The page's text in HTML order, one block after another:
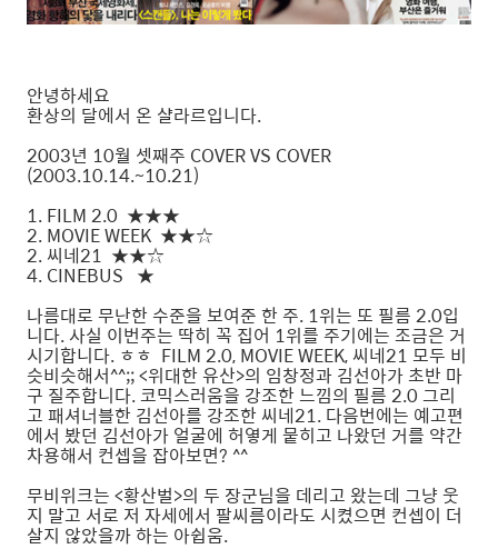
안녕하세요
환상의 달에서 온 샬라르입니다.
2003년 10월 셋째주 COVER VS COVER
(2003.10.14.~10.21)
1. FILM 2.0 ★★★
2. MOVIE WEEK ★★☆
2. 씨네21 ★★☆
4. CINEBUS ★
나름대로 무난한 수준을 보여준 한 주. 1위는 또 필름 2.0입
니다. 사실 이번주는 딱히 꼭 집어 1위를 주기에는 조금은 거
시기합니다. ㅎㅎ FILM 2.0, MOVIE WEEK, 씨네21 모두 비
슷비슷해서^^;; <위대한 유산>의 임창정과 김선아가 초반 마
구 질주합니다. 코믹스러움을 강조한 느낌의 필름 2.0 그리
고 패셔너블한 김선아를 강조한 씨네21. 다음번에는 예고편
에서 봤던 김선아가 얼굴에 허옇게 뭍히고 나왔던 거를 약간
차용해서 컨셉을 잡아보면? ^^
무비위크는 <황산벌>의 두 장군님을 데리고 왔는데 그냥 웃
지 말고 서로 저 자세에서 팔씨름이라도 시켰으면 컨셉이 더
살지 않았을까 하는 아쉽움.